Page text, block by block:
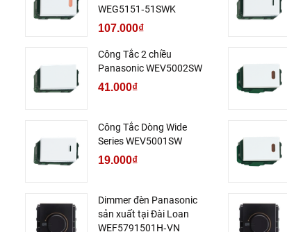
WEG5151‑51SWK
107.000₫
Công Tắc 2 chiều
Panasonic WEV5002SW
41.000₫
Công Tắc Dòng Wide
Series WEV5001SW
19.000₫
Dimmer đèn Panasonic
sản xuất tại Đài Loan
WEF5791501H‑VN